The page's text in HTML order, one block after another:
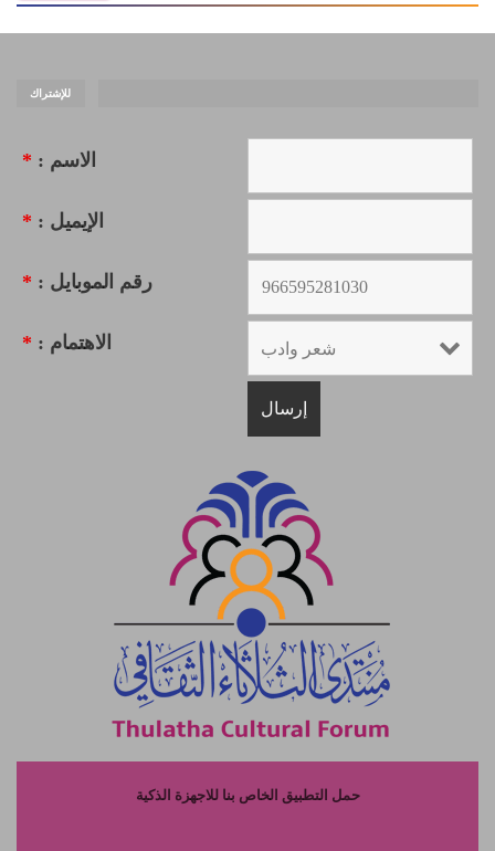
للإشتراك
الاسم : *
الإيميل : *
رقم الموبايل : *
الاهتمام : *
حمل التطبيق الخاص بنا للاجهزة الذكية